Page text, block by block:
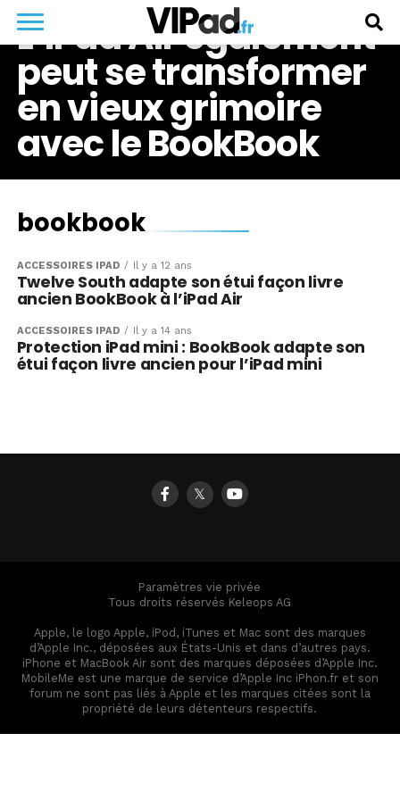
L’iPad Air également
peut se transformer
en vieux grimoire
avec le BookBook
bookbook
ACCESSOIRES IPAD Il y a 12 ans
Twelve South adapte son étui façon livre
ancien BookBook à l’iPad Air
ACCESSOIRES IPAD Il y a 14 ans
Protection iPad mini : BookBook adapte son
étui façon livre ancien pour l’iPad mini
𝕏
Paramètres vie privée
Tous droits réservés Keleops AG
Apple, le logo Apple, iPod, iTunes et Mac sont des marques
d’Apple Inc., déposées aux États-Unis et dans d’autres pays.
iPhone et MacBook Air sont des marques déposées d’Apple Inc.
MobileMe est une marque de service d’Apple Inc iPhon.fr et son
forum ne sont pas liés à Apple et les marques citées sont la
propriété de leurs détenteurs respectifs.